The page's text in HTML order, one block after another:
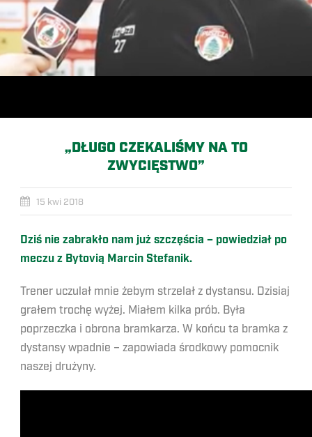
„DŁUGO CZEKALIŚMY NA TO
ZWYCIĘSTWO”
15 kwi 2018
Dziś nie zabrakło nam już szczęścia – powiedział po
meczu z Bytovią Marcin Stefanik.
Trener uczulał mnie żebym strzelał z dystansu. Dzisiaj
grałem trochę wyżej. Miałem kilka prób. Była
poprzeczka i obrona bramkarza. W końcu ta bramka z
dystansy wpadnie – zapowiada środkowy pomocnik
naszej drużyny.